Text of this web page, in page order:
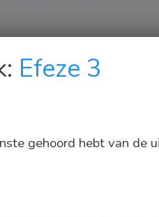
Efeze 3
gehoord hebt van de